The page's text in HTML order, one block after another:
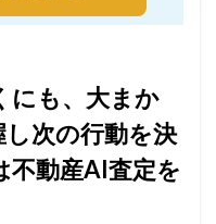
にも、大まか
次の行動を決
不動産AI査定を